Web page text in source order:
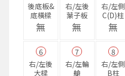
後底板&
底橫樑
無
右/左後
葉子板
無
右/左側
C(D)柱
無
6
右/左後
大樑
7
右/左輪
艙
8
右/左側
B柱